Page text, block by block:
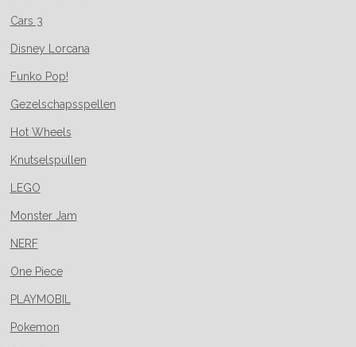
Cars 3
Disney Lorcana
Funko Pop!
Gezelschapsspellen
Hot Wheels
Knutselspullen
LEGO
Monster Jam
NERF
One Piece
PLAYMOBIL
Pokemon